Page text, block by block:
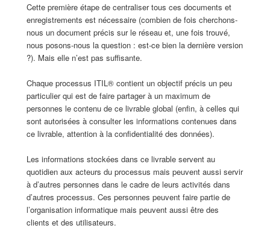
Cette première étape de centraliser tous ces documents et
enregistrements est nécessaire (combien de fois cherchons-
nous un document précis sur le réseau et, une fois trouvé,
nous posons-nous la question : est-ce bien la dernière version
?). Mais elle n’est pas suffisante.
Chaque processus ITIL® contient un objectif précis un peu
particulier qui est de faire partager à un maximum de
personnes le contenu de ce livrable global (enfin, à celles qui
sont autorisées à consulter les informations contenues dans
ce livrable, attention à la confidentialité des données).
Les informations stockées dans ce livrable servent au
quotidien aux acteurs du processus mais peuvent aussi servir
à d’autres personnes dans le cadre de leurs activités dans
d’autres processus. Ces personnes peuvent faire partie de
l’organisation informatique mais peuvent aussi être des
clients et des utilisateurs.